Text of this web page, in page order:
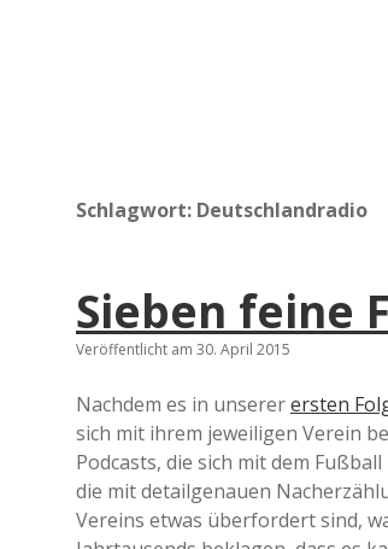
Schlagwort: Deutschlandradio
Sieben feine
Veröffentlicht am 30. April 2015
Nachdem es in unsererersten
sich mit ihrem jeweiligen Verein
Podcasts, die sich mit dem
die mit detailgenauen
Vereins etwas überfordert sind,